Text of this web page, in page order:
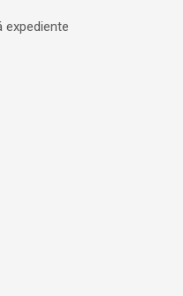
expediente